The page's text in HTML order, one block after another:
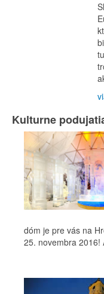
Kulturne
dóm je pre vás na
25. novembra 2016!